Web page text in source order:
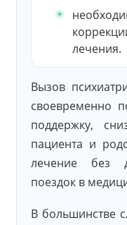
лечения.
Вызов
своевременно
поддержку,
пациента и
лечение без
поездок в
В большинстве